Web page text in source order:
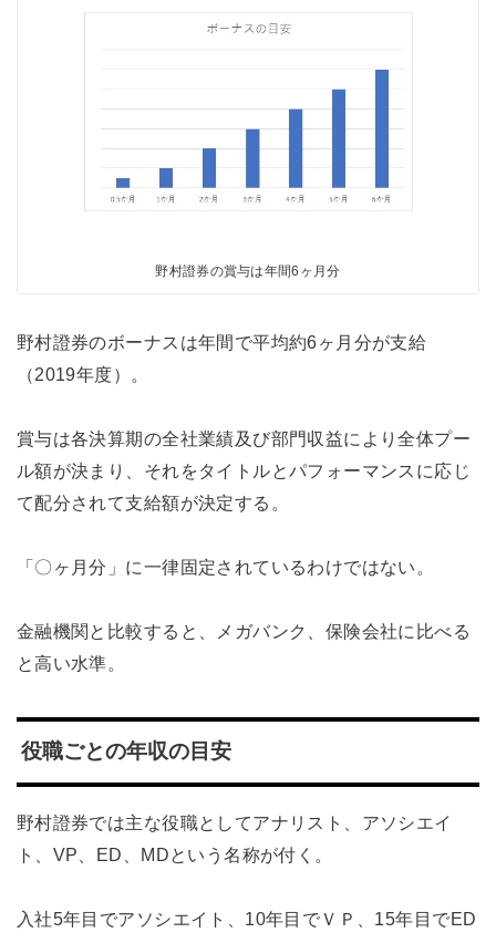
野村證券の賞与は年間6ヶ月分
野村證券のボーナスは年間で平均約6ヶ月分が支給
（2019年度）。
賞与は各決算期の全社業績及び部門収益により全体プー
ル額が決まり、それをタイトルとパフォーマンスに応じ
て配分されて支給額が決定する。
「〇ヶ月分」に一律固定されているわけではない。
金融機関と比較すると、メガバンク、保険会社に比べる
と高い水準。
役職ごとの年収の目安
野村證券では主な役職としてアナリスト、アソシエイ
ト、VP、ED、MDという名称が付く。
入社5年目でアソシエイト、10年目でＶＰ、15年目でED